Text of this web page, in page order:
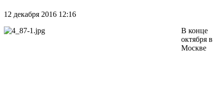
12 декабря 2016 12:16
В конце
октября в
Москве